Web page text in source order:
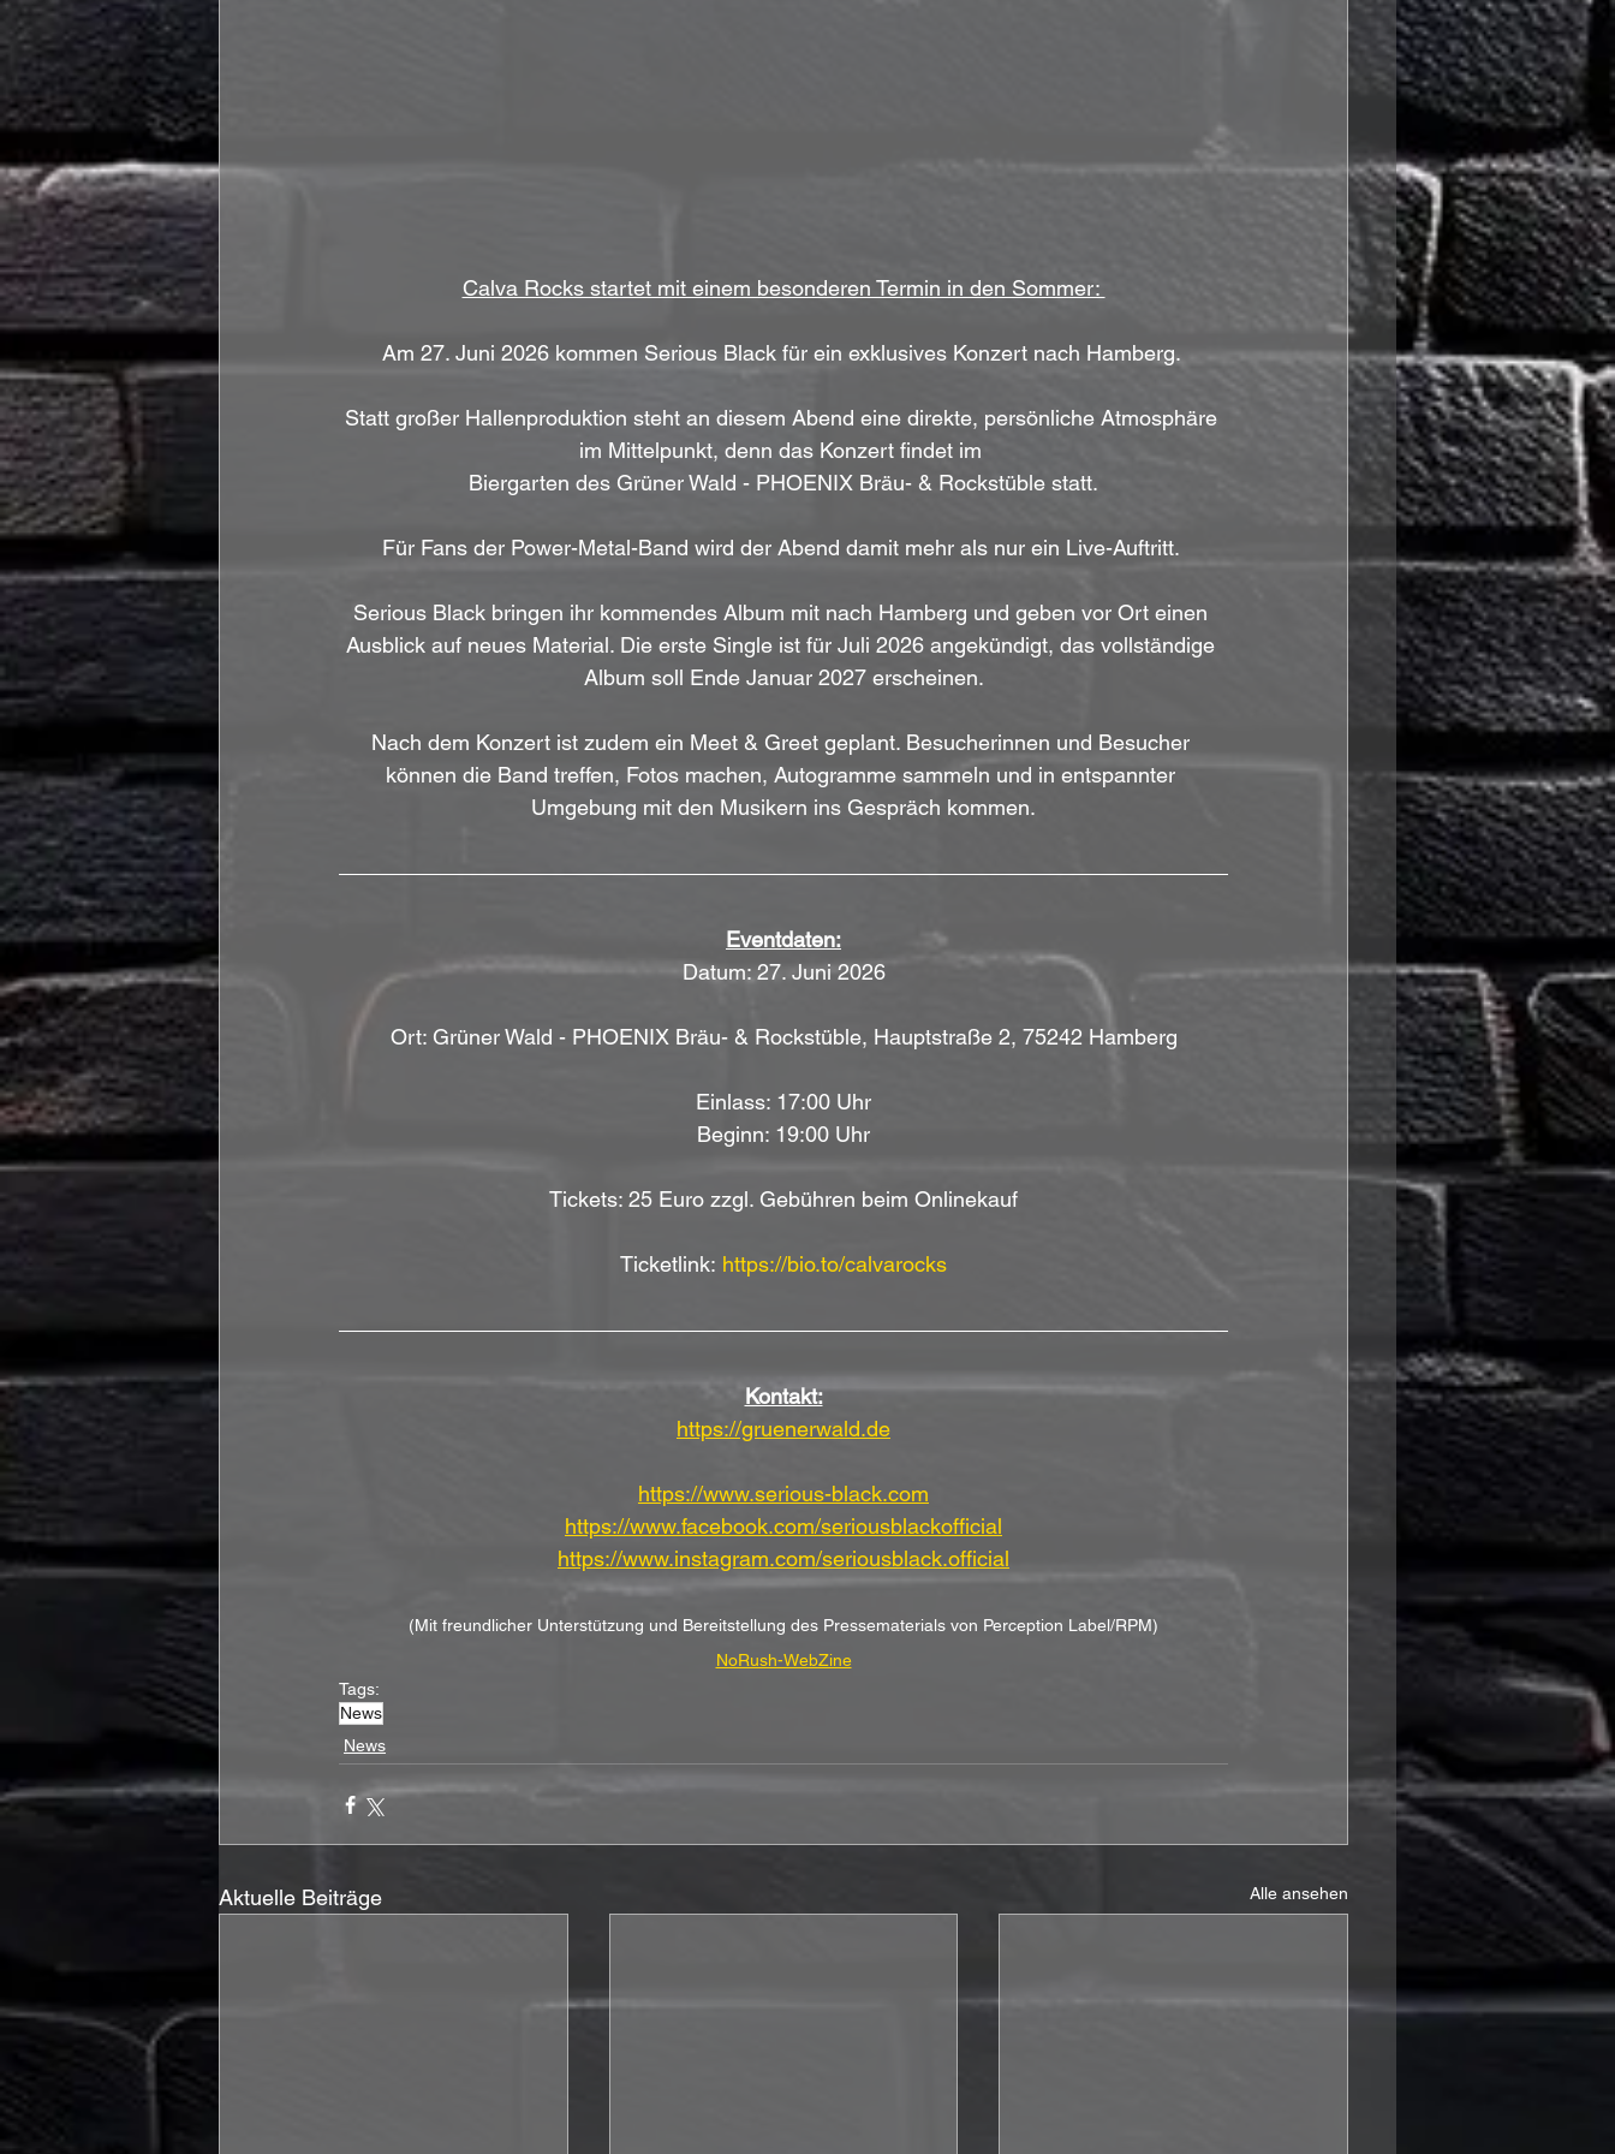
Calva Rocks startet mit einem besonderen Termin in den Sommer:
Am 27. Juni 2026 kommen Serious Black für ein exklusives Konzert nach Hamberg.
Statt großer Hallenproduktion steht an diesem Abend eine direkte, persönliche Atmosphäre
im Mittelpunkt, denn das Konzert findet im
Biergarten des Grüner Wald - PHOENIX Bräu- & Rockstüble statt.
Für Fans der Power-Metal-Band wird der Abend damit mehr als nur ein Live-Auftritt.
Serious Black bringen ihr kommendes Album mit nach Hamberg und geben vor Ort einen
Ausblick auf neues Material. Die erste Single ist für Juli 2026 angekündigt, das vollständige
Album soll Ende Januar 2027 erscheinen.
Nach dem Konzert ist zudem ein Meet & Greet geplant. Besucherinnen und Besucher
können die Band treffen, Fotos machen, Autogramme sammeln und in entspannter
Umgebung mit den Musikern ins Gespräch kommen.
Eventdaten:
Datum: 27. Juni 2026
Ort: Grüner Wald - PHOENIX Bräu- & Rockstüble, Hauptstraße 2, 75242 Hamberg
Einlass: 17:00 Uhr
Beginn: 19:00 Uhr
Tickets: 25 Euro zzgl. Gebühren beim Onlinekauf
Ticketlink: https://bio.to/calvarocks
Kontakt:
https://gruenerwald.de
https://www.serious-black.com
https://www.facebook.com/seriousblackofficial
https://www.instagram.com/seriousblack.official
(Mit freundlicher Unterstützung und Bereitstellung des Pressematerials von Perception Label/RPM)
NoRush-WebZine
Tags:
News
News
Aktuelle Beiträge Alle ansehen